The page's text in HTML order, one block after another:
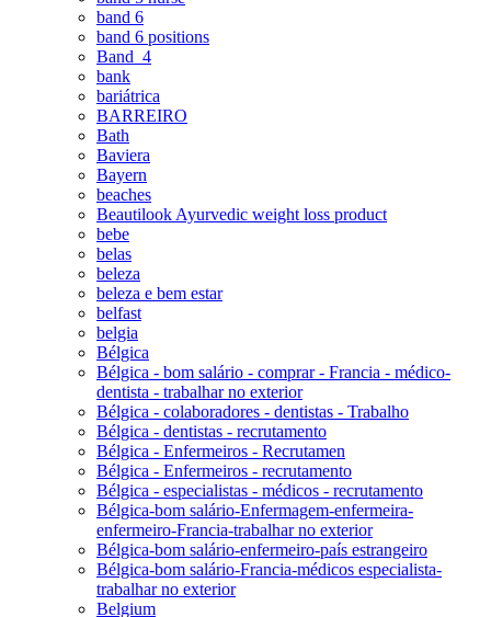
band 6
band 6 positions
Band_4
bank
bariátrica
BARREIRO
Bath
Baviera
Bayern
beaches
Beautilook Ayurvedic weight loss product
bebe
belas
beleza
beleza e bem estar
belfast
belgia
Bélgica
Bélgica - bom salário - comprar - Francia - médico-
dentista - trabalhar no exterior
Bélgica - colaboradores - dentistas - Trabalho
Bélgica - dentistas - recrutamento
Bélgica - Enfermeiros - Recrutamen
Bélgica - Enfermeiros - recrutamento
Bélgica - especialistas - médicos - recrutamento
Bélgica-bom salário-Enfermagem-enfermeira-
enfermeiro-Francia-trabalhar no exterior
Bélgica-bom salário-enfermeiro-país estrangeiro
Bélgica-bom salário-Francia-médicos especialista-
trabalhar no exterior
Belgium